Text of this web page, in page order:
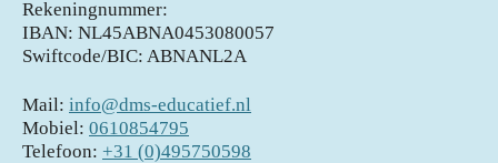
Rekeningnummer:
IBAN: NL45ABNA0453080057
Swiftcode/BIC: ABNANL2A
Mail: info@dms-educatief.nl
Mobiel: 0610854795
Telefoon: +31 (0)495750598